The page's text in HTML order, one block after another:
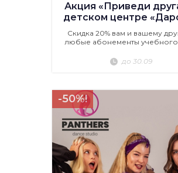
Акция «Приведи
детском центре
Скидка 20% вам и вашему
любые абонементы учебного
до 30.09
-50%!